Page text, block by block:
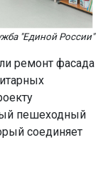
"Единой России"
ремонт фасада
пешеходный
соединяет